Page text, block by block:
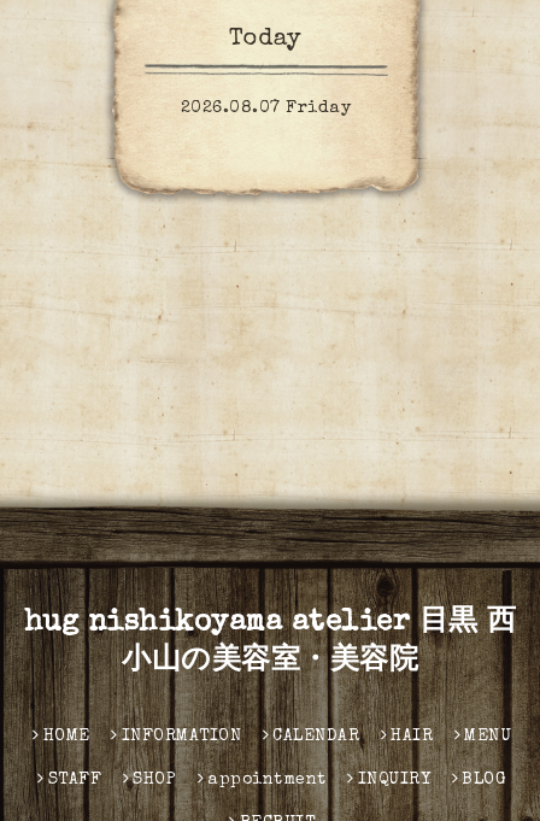
Today
2026.08.07 Friday
hug nishikoyama atelier 目黒 西
小山の美容室・美容院
HOME INFORMATION CALENDAR HAIR MENU
STAFF SHOP appointment INQUIRY BLOG